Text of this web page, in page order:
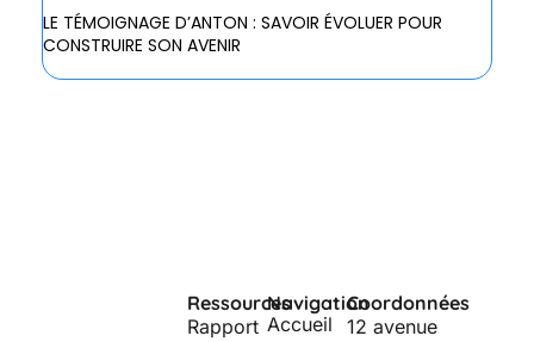
LE TÉMOIGNAGE D’ANTON : SAVOIR ÉVOLUER POUR
CONSTRUIRE SON AVENIR
Navigation
Accueil
Ressources
Rapport
Coordonnées
12 avenue